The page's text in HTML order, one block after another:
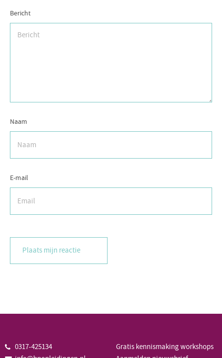
Bericht
Naam
E-mail
0317-425134
Gratis kennismaking workshops